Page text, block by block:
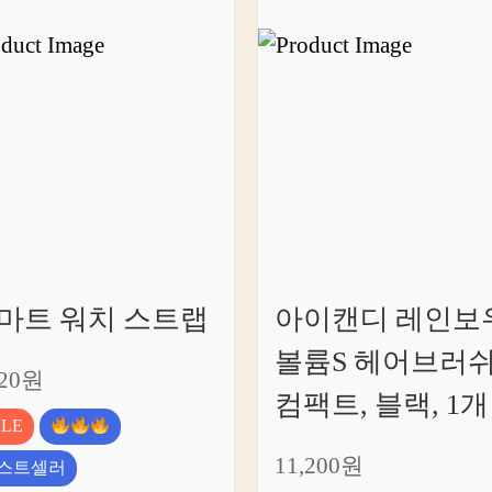
트 워치 스트랩
원
트셀러
아이캔디 레인보
볼륨S 헤어브러
컴팩트, 블랙, 1개
11,200원